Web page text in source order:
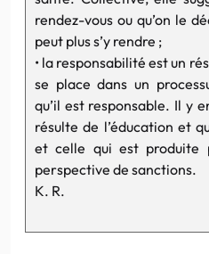
rendez-vous ou qu’on le
peut plus s’y rendre ;
• la responsabilité est un
se place dans un
qu’il est responsable. Il y
résulte de l’éducation et
et celle qui est
perspective de sanctions.
K. R.